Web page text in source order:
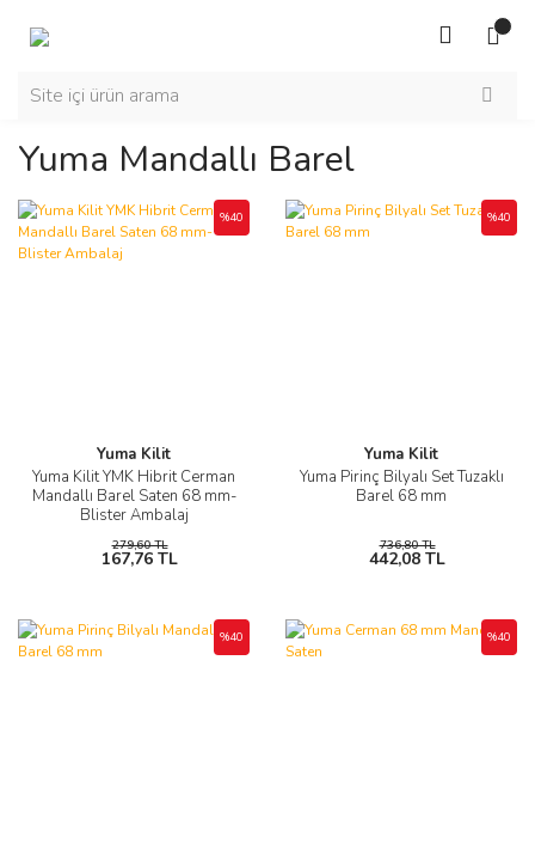
Yuma Mandallı Barel
Yuma Kilit
Yuma Kilit YMK Hibrit Cerman
Mandallı Barel Saten 68 mm-
Blister Ambalaj
%40
279,60 TL
167,76 TL
Yuma Kilit
Yuma Pirinç Bilyalı Set Tuzaklı
Barel 68 mm
%40
736,80 TL
442,08 TL
%40 %40